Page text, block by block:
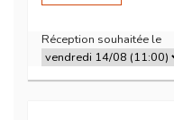
Réception souhaitée le